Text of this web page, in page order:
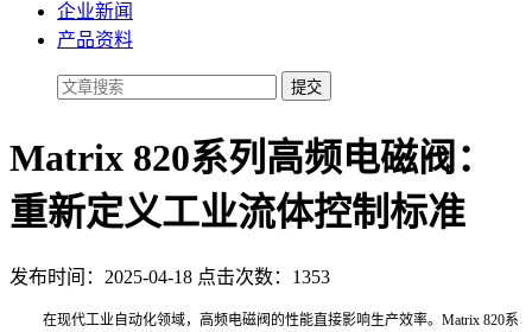
企业新闻
产品资料
Matrix 820系列高频电磁阀：
重新定义工业流体控制标准
发布时间：2025-04-18 点击次数：1353
在现代工业自动化领域，高频电磁阀的性能直接影响生产效率。Matrix 820系